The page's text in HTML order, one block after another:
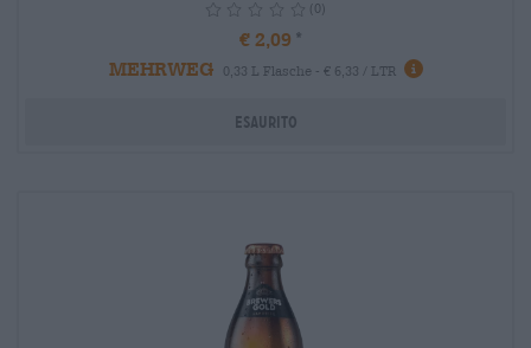
(0)
€ 2,09
MEHRWEG
0,33 L Flasche - € 6,33 / LTR info
Esaurito